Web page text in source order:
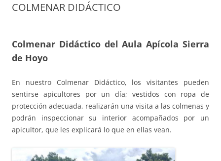
COLMENAR DIDÁCTICO
Colmenar Didáctico del Aula Apícola Sierra
de Hoyo
En nuestro Colmenar Didáctico, los visitantes pueden
sentirse apicultores por un día; vestidos con ropa de
protección adecuada, realizarán una visita a las colmenas y
podrán inspeccionar su interior acompañados por un
apicultor, que les explicará lo que en ellas vean.